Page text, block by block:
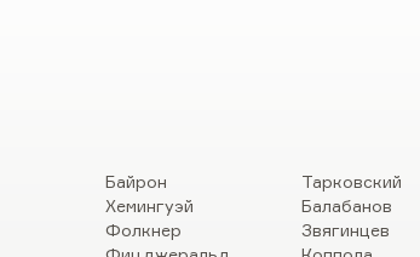
Байрон
Хемингуэй
Фолкнер
Тарковский
Балабанов
Звягинцев